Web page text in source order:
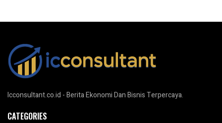
Icconsultant.co.id - Berita Ekonomi Dan Bisnis Terpercaya.
CATEGORIES